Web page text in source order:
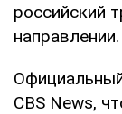
российский
направлении.
CBS News,